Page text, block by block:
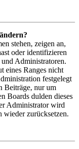
stehen, zeigen an,
oder identifizieren
Administratoren.
eines Ranges nicht
festgelegt
Beiträge, nur um
Boards dulden dieses
Administrator wird
wieder zurücksetzen.